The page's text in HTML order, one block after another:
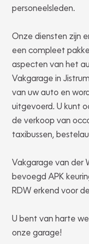
personeelsleden.
Onze diensten zijn
een compleet
aspecten van het
Vakgarage in
van uw auto en
uitgevoerd. U kunt
de verkoop van
taxibussen,
Vakgarage van der
bevoegd APK
RDW erkend voor
U bent van harte
onze garage!